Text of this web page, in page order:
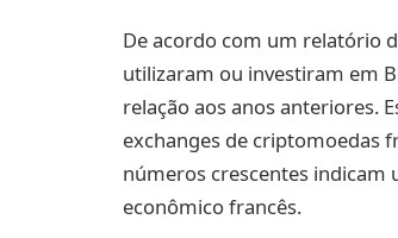
De acordo com um relatório
utilizaram ou investiram em
relação aos anos anteriores.
exchanges de criptomoedas
números crescentes indicam
econômico francês.